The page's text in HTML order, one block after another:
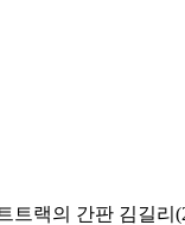
트랙의 간판 김길